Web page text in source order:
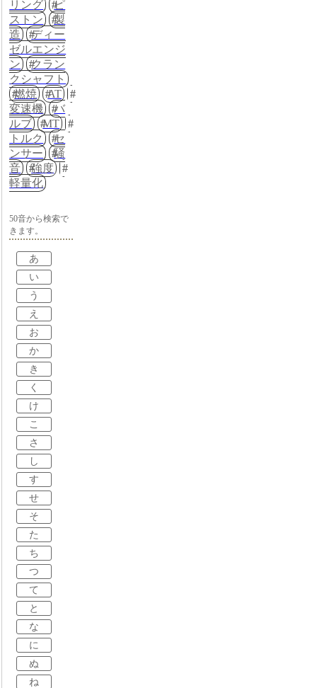
リング
ピ
ストン
製
造
ディー
ゼルエンジ
ン
クラン
クシャフト
燃焼
AT
変速機
バ
ルブ
MT
トルク
セ
ンサー
騒
音
強度
軽量化
50音から検索で
きます。
あ
い
う
え
お
か
き
く
け
こ
さ
し
す
せ
そ
た
ち
つ
て
と
な
に
ぬ
ね